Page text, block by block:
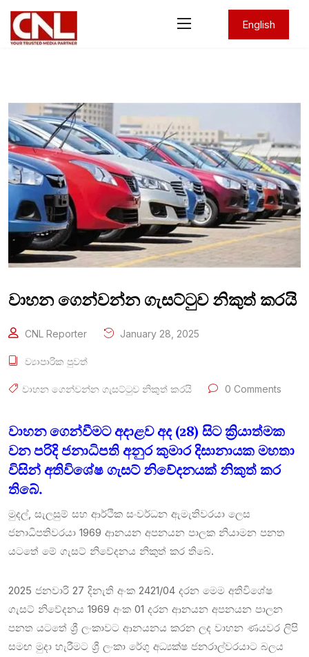
English
වාහන ගෙන්වන්න ගැසට්ටුව නිකුත් කරයි
CNL Reporter January 28, 2025
ව්‍යාපාරික පුවත්
වාහන ගෙන්වන්න ගැසට්ටුව නිකුත් කරයි 0 Comments
වාහන ගෙන්වීමට අදාළව අද (28) සිට ක්‍රියාත්මක
වන පරිදි ජනාධිපති අනුර කුමාර දිසානායක මහතා
විසින් අතිවිශේෂ ගැසට් නිවේදනයක් නිකුත් කර
තිබේ.
මුදල්, සැලසුම් සහ ආර්ථික සංවර්ධන ඇමැතිවරයා ලෙස
ජනාධිපතිවරයා 1969 ආනයන අපනයන පාලක නියාමන පනත
යටතේ මේ ගැසට් නිවේදනය නිකුත් කර තිබේ.
2025 ජනවාරි 27 දිනැති අංක 2421/04 දරන මෙම අතිවිශේෂ
ගැසට් නිවේදනය 1969 අංක 01 දරන ආනයන අපනයන පාලන
පනත යටතේ ශ්‍රී ලංකාවට ආනයනය කරන ලද වාහන ණයවර ලිපි
සමඟ මුදා හැරීමට ශ්‍රී ලංකා රේගු අධ්‍යක්ෂ ජනරාල්වරයාට බලය